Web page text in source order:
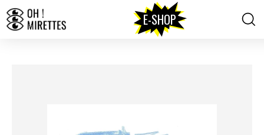
E-SHOP